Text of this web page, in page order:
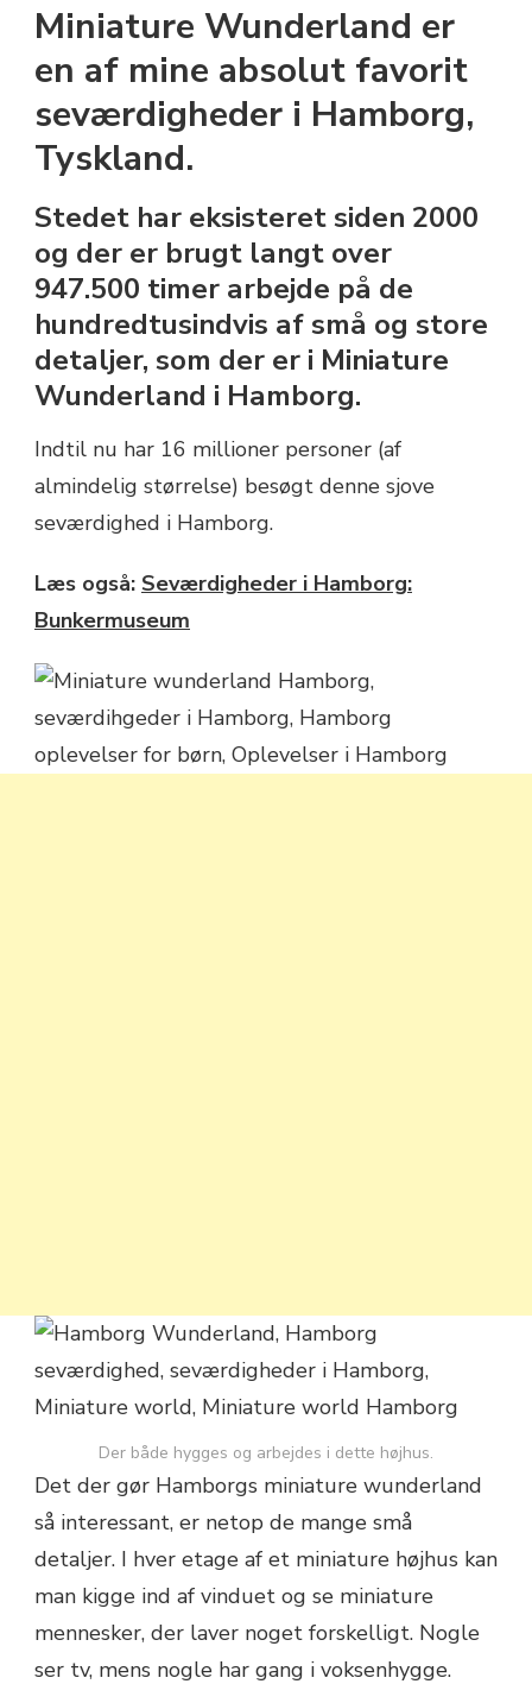
MINIATURE
Miniature Wunderland er
en af mine absolut favorit
seværdigheder i Hamborg,
Tyskland.
Stedet har eksisteret siden 2000
og der er brugt langt over
947.500 timer arbejde på de
hundredtusindvis af små og store
detaljer, som der er i Miniature
Wunderland i Hamborg.
Indtil nu har 16 millioner personer (af
almindelig størrelse) besøgt denne sjove
seværdighed i Hamborg.
Læs også: Seværdigheder i Hamborg:
Bunkermuseum
Der både hygges og arbejdes i dette højhus.
Det der gør Hamborgs miniature wunderland
så interessant, er netop de mange små
detaljer. I hver etage af et miniature højhus kan
man kigge ind af vinduet og se miniature
mennesker, der laver noget forskelligt. Nogle
ser tv, mens nogle har gang i voksenhygge.